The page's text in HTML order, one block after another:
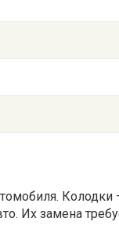
Их замена